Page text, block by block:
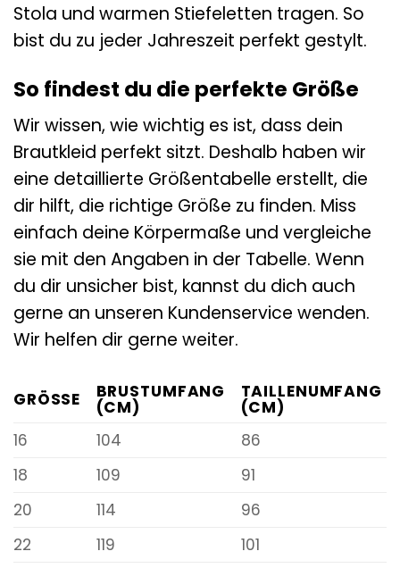
Stola und warmen Stiefeletten tragen. So
bist du zu jeder Jahreszeit perfekt gestylt.
So findest du die perfekte Größe
Wir wissen, wie wichtig es ist, dass dein
Brautkleid perfekt sitzt. Deshalb haben wir
eine detaillierte Größentabelle erstellt, die
dir hilft, die richtige Größe zu finden. Miss
einfach deine Körpermaße und vergleiche
sie mit den Angaben in der Tabelle. Wenn
du dir unsicher bist, kannst du dich auch
gerne an unseren Kundenservice wenden.
Wir helfen dir gerne weiter.
GRÖSSE BRUSTUMFANG
(CM)
TAILLENUMFANG
(CM)
16
104 86
18
109 91
20
114 96
22
119 101